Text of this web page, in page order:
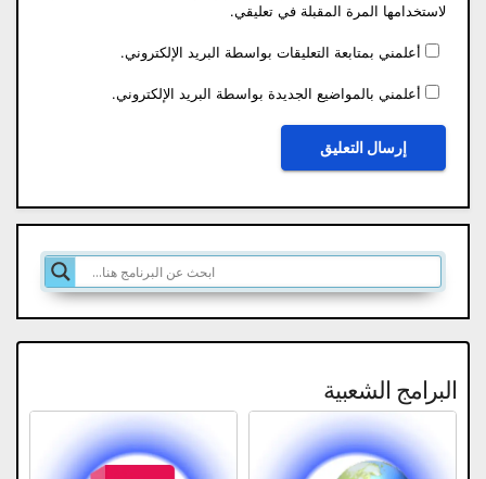
لاستخدامها المرة المقبلة في تعليقي.
أعلمني بمتابعة التعليقات بواسطة البريد الإلكتروني.
أعلمني بالمواضيع الجديدة بواسطة البريد الإلكتروني.
البرامج الشعبية